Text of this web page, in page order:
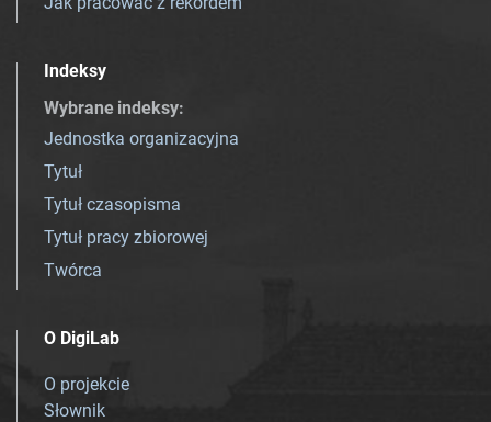
Indeksy
Wybrane indeksy:
Jednostka organizacyjna
Tytuł
Tytuł czasopisma
Tytuł pracy zbiorowej
Twórca
O DigiLab
O projekcie
Słownik